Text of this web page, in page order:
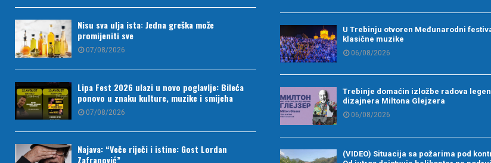
Nisu sva ulja ista: Jedna greška može
promijeniti sve
07/08/2026
Lipa Fest 2026 ulazi u novo poglavlje: Bileća
ponovo u znaku kulture, muzike i smijeha
07/08/2026
Najava: “Veče riječi i istine: Gost Lordan
Zafranović”
U Trebinju otvoren Međunarodni
klasične muzike
06/08/2026
Trebinje domaćin izložbe radova
dizajnera Miltona Glejzera
06/08/2026
(VIDEO) Situacija sa požarima pod